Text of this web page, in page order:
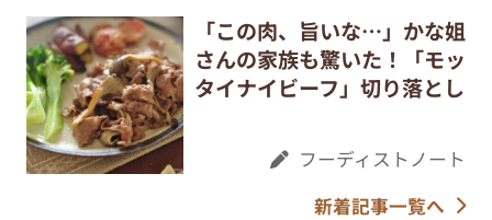
「この肉、旨いな…」かな姐
さんの家族も驚いた！「モッ
タイナイビーフ」切り落とし
フーディストノート
新着記事一覧へ